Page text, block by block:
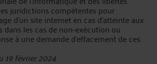
juridictions compétentes pour
d'un site internet en cas d'atteinte aux
dans les cas de non-exécution ou
à une demande d'effacement de ces
19 février 2024